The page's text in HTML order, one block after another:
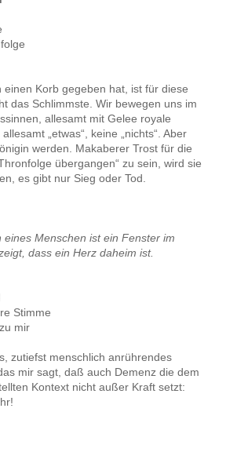
einen Korb gegeben hat, ist für diese
das Schlimmste. Wir bewegen uns im
allesamt mit Gelee royale
„etwas“, keine „nichts“. Aber
werden. Makaberer Trost für die
übergangen“ zu sein, wird sie
es gibt nur Sieg oder Tod.
eines Menschen ist ein Fenster im
dass ein Herz daheim ist.
Stimme
mir
zutiefst menschlich anrührendes
mir sagt, daß auch Demenz die dem
Kontext nicht außer Kraft setzt: